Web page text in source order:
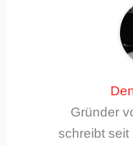
Gründer
schreibt seit